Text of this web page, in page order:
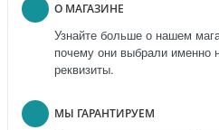
О МАГАЗИНЕ
Узнайте больше о нашем
почему они выбрали именно
реквизиты.
МЫ ГАРАНТИРУЕМ